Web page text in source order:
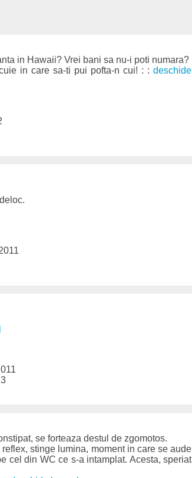
in Hawaii? Vrei bani sa nu-i poti numara?
in care sa-ti pui pofta-n cui! : : deschide
3
se forteaza destul de zgomotos.
stinge lumina, moment in care se aude
cel din WC ce s-a intamplat. Acesta, speriat